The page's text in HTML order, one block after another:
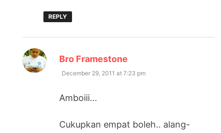
REPLY
Bro Framestone
December 29, 2011 at 7:23 pm
Amboiii…
Cukupkan empat boleh.. alang-